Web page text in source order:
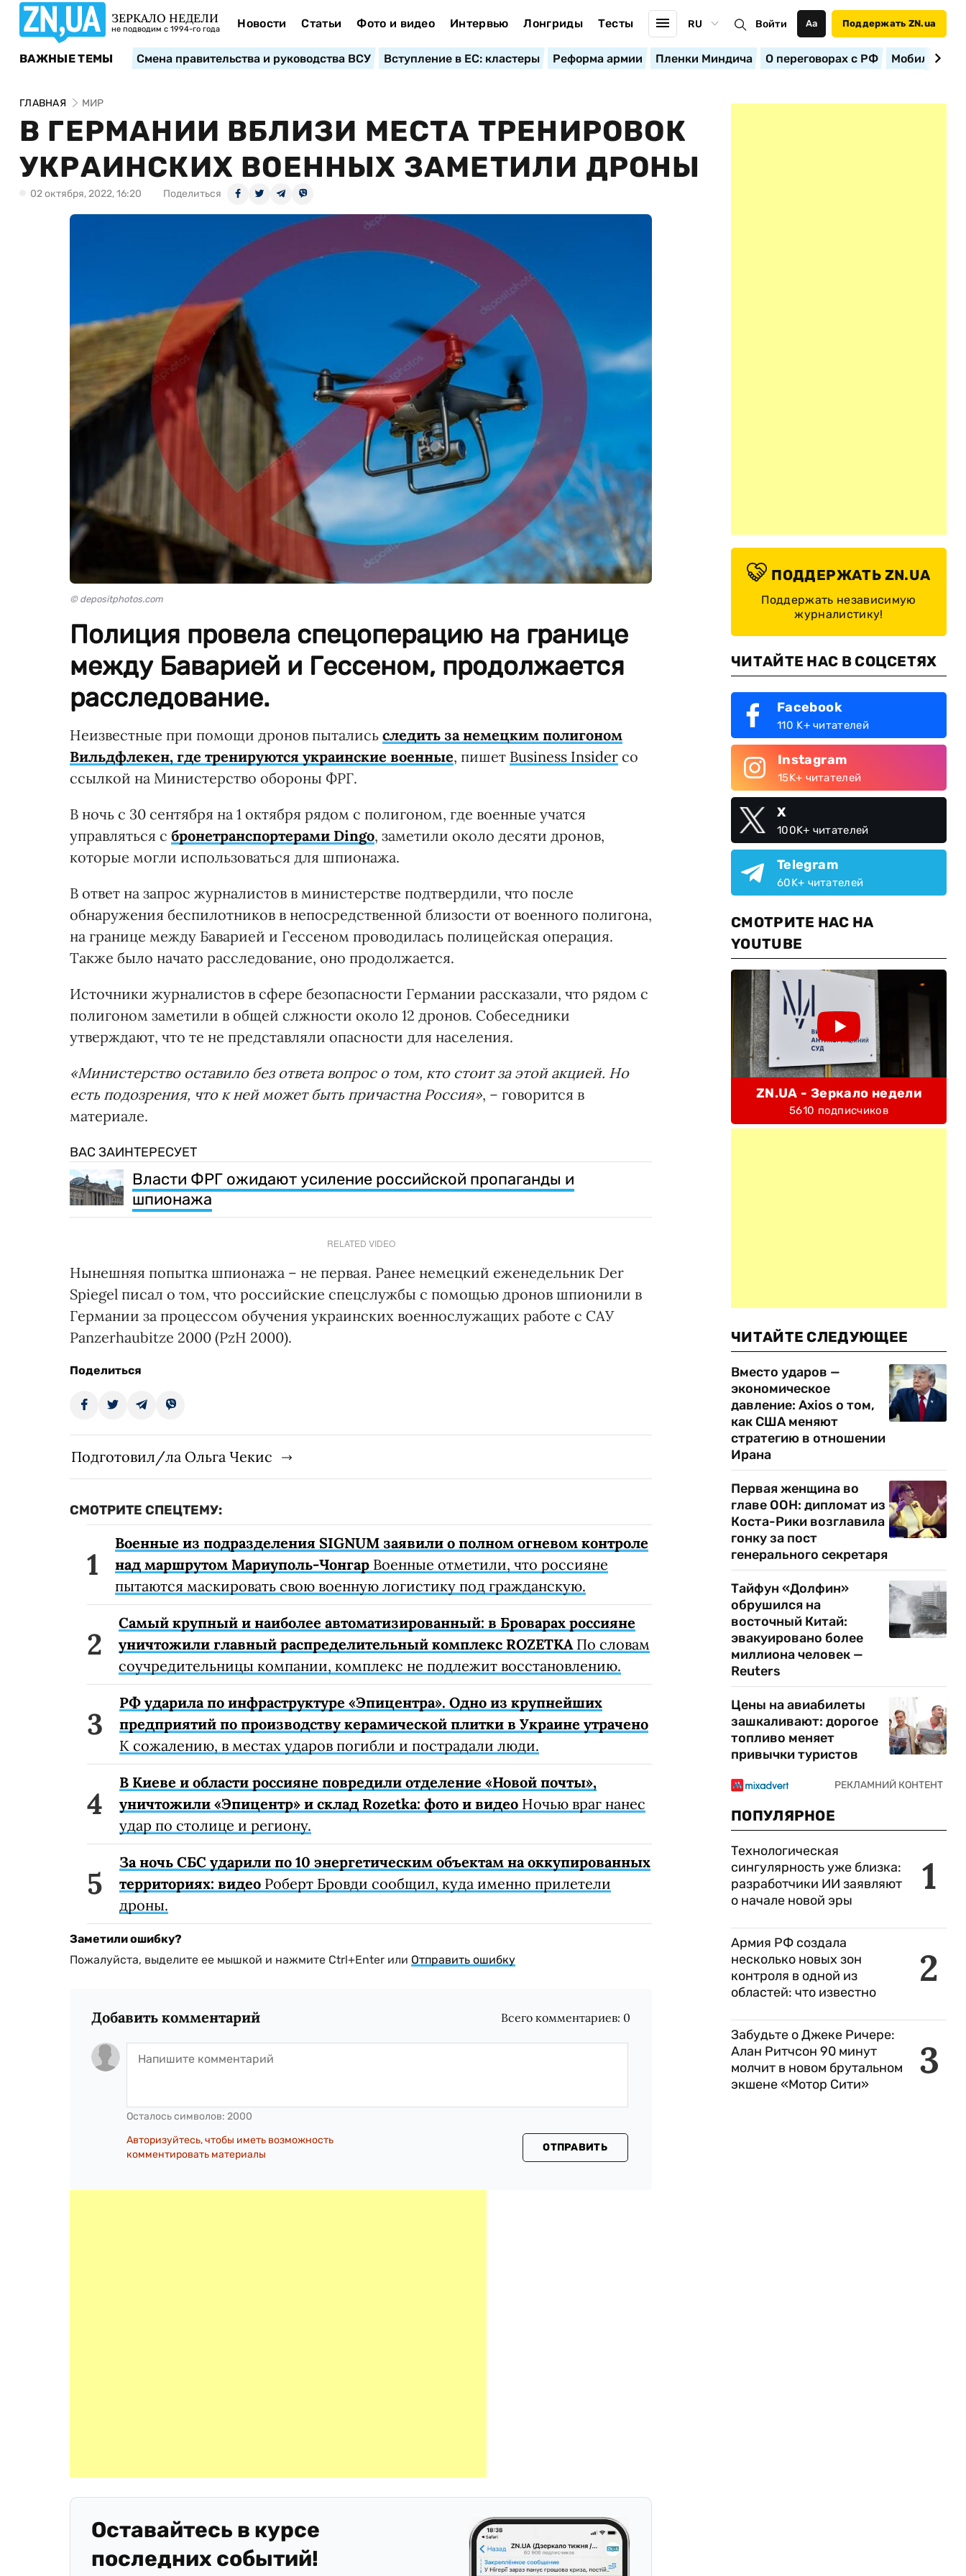
ЗЕРКАЛО НЕДЕЛИ
не подводим с 1994-го года Новости Статьи Фото и видео Интервью Лонгриды Тесты RU Войти Аа Поддержать ZN.ua
ВАЖНЫЕ ТЕМЫ Смена правительства и руководства ВСУ Вступление в ЕС: кластеры Реформа армии Пленки Миндича О переговорах с РФ
ГЛАВНАЯ МИР
В ГЕРМАНИИ ВБЛИЗИ МЕСТА ТРЕНИРОВОК
УКРАИНСКИХ ВОЕННЫХ ЗАМЕТИЛИ ДРОНЫ
02 октября, 2022, 16:20 Поделиться
© depositphotos.com
Полиция провела спецоперацию на границе
между Баварией и Гессеном, продолжается
расследование.
Неизвестные при помощи дронов пытались следить за немецким полигоном
Вильдфлекен, где тренируются украинские военные, пишет Business Insider со
ссылкой на Министерство обороны ФРГ.
В ночь с 30 сентября на 1 октября рядом с полигоном, где военные учатся
управляться с бронетранспортерами Dingo, заметили около десяти дронов,
которые могли использоваться для шпионажа.
В ответ на запрос журналистов в министерстве подтвердили, что после
обнаружения беспилотников в непосредственной близости от военного полигона,
на границе между Баварией и Гессеном проводилась полицейская операция.
Также было начато расследование, оно продолжается.
Источники журналистов в сфере безопасности Германии рассказали, что рядом с
полигоном заметили в общей слжности около 12 дронов. Собеседники
утверждают, что те не представляли опасности для населения.
«Министерство оставило без ответа вопрос о том, кто стоит за этой акцией. Но
есть подозрения, что к ней может быть причастна Россия», – говорится в
материале.
ВАС ЗАИНТЕРЕСУЕТ
Власти ФРГ ожидают усиление российской пропаганды и
шпионажа
RELATED VIDEO
Нынешняя попытка шпионажа – не первая. Ранее немецкий еженедельник Der
Spiegel писал о том, что российские спецслужбы с помощью дронов шпионили в
Германии за процессом обучения украинских военнослужащих работе с САУ
Panzerhaubitze 2000 (PzH 2000).
Поделиться
Подготовил/ла Ольга Чекис
СМОТРИТЕ СПЕЦТЕМУ:
Военные из подразделения SIGNUM заявили о полном огневом контроле
над маршрутом Мариуполь-Чонгар Военные отметили, что россияне
пытаются маскировать свою военную логистику под гражданскую.
Самый крупный и наиболее автоматизированный: в Броварах россияне
уничтожили главный распределительный комплекс ROZETKAПо словам
соучредительницы компании, комплекс не подлежит восстановлению.
РФ ударила по инфраструктуре «Эпицентра». Одно из крупнейших
предприятий по производству керамической плитки в Украине утрачено
К сожалению, в местах ударов погибли и пострадали люди.
В Киеве и области россияне повредили отделение «Новой почты»,
уничтожили «Эпицентр» и склад Rozetka: фото и видео Ночью враг нанес
удар по столице и региону.
За ночь СБС ударили по 10 энергетическим объектам на оккупированных
территориях: видео Роберт Бровди сообщил, куда именно прилетели
дроны.
Заметили ошибку?
Пожалуйста, выделите ее мышкой и нажмите Ctrl+Enter или Отправить ошибку
Добавить комментарий Всего комментариев: 0
Осталось символов: 2000
Авторизуйтесь, чтобы иметь возможность
комментировать материалы
ОТПРАВИТЬ
Оставайтесь в курсе
последних событий!
ПОДДЕРЖАТЬ ZN.UA
Поддержать независимую
журналистику!
ЧИТАЙТЕ НАС В СОЦСЕТЯХ
Facebook
110 K+ читателей
Instagram
15K+ читателей
X
100K+ читателей
Telegram
60K+ читателей
СМОТРИТЕ НАС НА
YOUTUBE
ZN.UA - Зеркало недели
5610 подписчиков
ЧИТАЙТЕ СЛЕДУЮЩЕЕ
Вместо ударов —
экономическое
давление: Axios о том,
как США меняют
стратегию в отношении
Ирана
Первая женщина во
главе ООН: дипломат из
Коста-Рики возглавила
гонку за пост
генерального секретаря
Тайфун «Долфин»
обрушился на
восточный Китай:
эвакуировано более
миллиона человек —
Reuters
Цены на авиабилеты
зашкаливают: дорогое
топливо меняет
привычки туристов
ПОПУЛЯРНОЕ
1
Технологическая
сингулярность уже близка:
разработчики ИИ заявляют
о начале новой эры
2
Армия РФ создала
несколько новых зон
контроля в одной из
областей: что известно
3
Забудьте о Джеке Ричере:
Алан Ритчсон 90 минут
молчит в новом брутальном
экшене «Мотор Сити»